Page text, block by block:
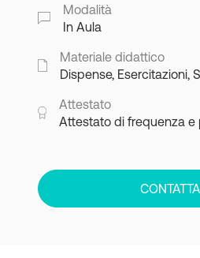
Modalità
In Aula
Materiale didattico
Dispense, Esercitazioni,
Attestato
Attestato di frequenza e